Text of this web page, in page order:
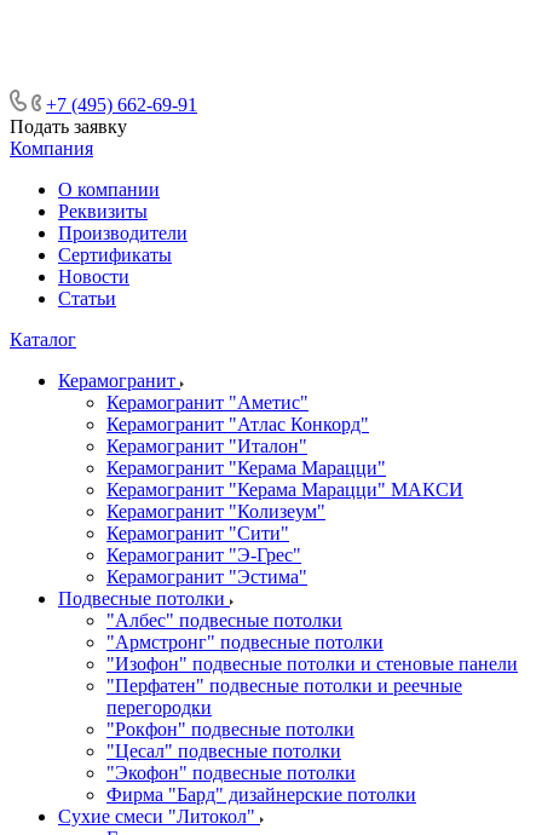
+7 (495) 662-69-91
Подать заявку
Компания
О компании
Реквизиты
Производители
Сертификаты
Новости
Статьи
Каталог
Керамогранит
Керамогранит "Аметис"
Керамогранит "Атлас Конкорд"
Керамогранит "Италон"
Керамогранит "Керама Марацци"
Керамогранит "Керама Марацци" МАКСИ
Керамогранит "Колизеум"
Керамогранит "Сити"
Керамогранит "Э-Грес"
Керамогранит "Эстима"
Подвесные потолки
"Албес" подвесные потолки
"Армстронг" подвесные потолки
"Изофон" подвесные потолки и стеновые панели
"Перфатен" подвесные потолки и реечные
перегородки
"Рокфон" подвесные потолки
"Цесал" подвесные потолки
"Экофон" подвесные потолки
Фирма "Бард" дизайнерские потолки
Сухие смеси "Литокол"